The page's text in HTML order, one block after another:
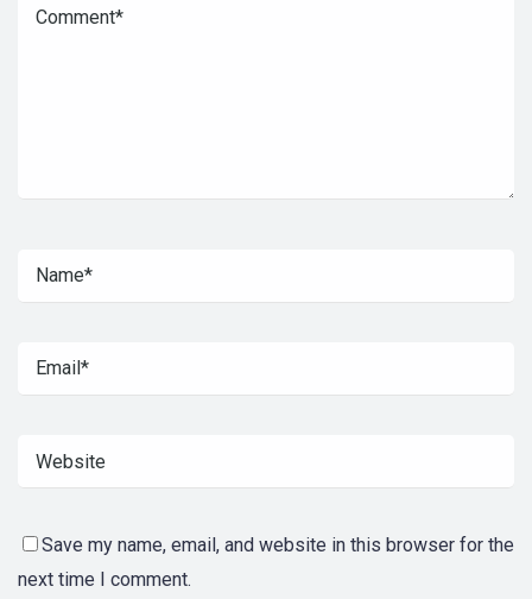
Save my name, email, and website in this browser for the
next time I comment.